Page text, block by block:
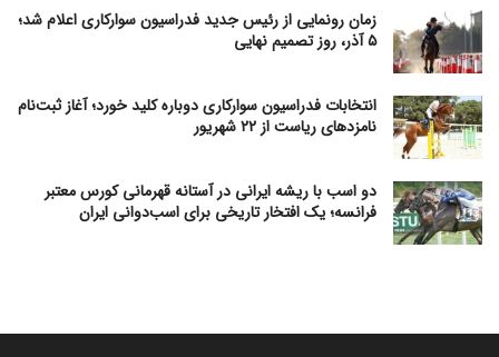
زمان رونمایی از رئیس جدید فدراسیون سوارکاری اعلام شد؛
۵ آذر، روز تصمیم نهایی
انتخابات فدراسیون سوارکاری دوباره کلید خورد؛ آغاز ثبت‌نام
نامزدهای ریاست از ۲۲ شهریور
دو اسب با ریشه ایرانی در آستانه قهرمانی کورس معتبر
فرانسه؛ یک افتخار تاریخی برای اسب‌دوانی ایران